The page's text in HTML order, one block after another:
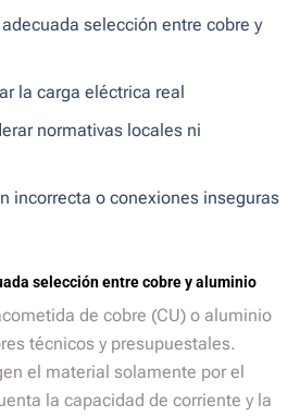
selección entre cobre y
la carga eléctrica real
normativas locales ni
incorrecta o conexiones inseguras
selección entre cobre y aluminio
de cobre (CU) o aluminio
técnicos y presupuestales.
el material solamente por el
la capacidad de corriente y la